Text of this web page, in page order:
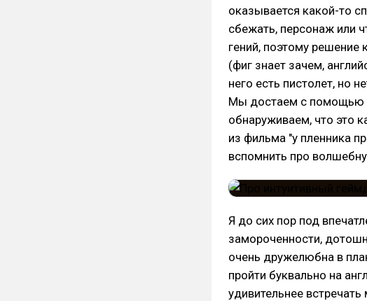
оказывается какой-то
сбежать, персонаж или
гений, поэтому решение
(фиг знает зачем,
него есть пистолет, но
Мы достаем с помощью
обнаруживаем, что это
из фильма "у пленника
вспомнить про
Я до сих пор под
замороченности,
очень дружелюбна в
пройти буквально на
удивительнее